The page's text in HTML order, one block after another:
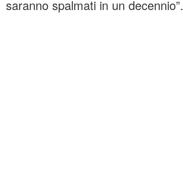
saranno spalmati in un decennio”.